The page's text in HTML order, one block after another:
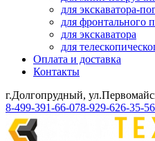
для экскаватора-
для фронтального
для экскаватора
для
Оплата и доставка
Контакты
г.Долгопрудный,
8-499-391-66-078-929-626-35-56